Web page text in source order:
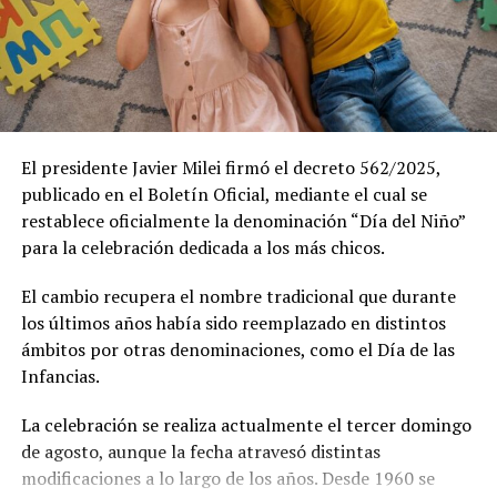
la que sus pilotos participaron en operaciones contra
las fuerzas británicas.
Durante la celebración se llevó a cabo el Pasaje aéreo de
los F-16 que hará el siguiente recorrido: Obelisco
estadio Monumental de River.
La Fuerza Aérea había señalado en un flyer que difundió
a través de su cuenta oficial de Instagram: “Si te gustan
del celular y todas las ganas de escuchar…Rugir los
motores”.
En tanto, varias aeronaves sobrevolaron cielos porteños
hubo un desfile terrestre que protagonizaron los
hombres y mujeres que integran la institución.
El presidente Javier Milei firmó el decreto 562/2025,
publicado en el Boletín Oficial, mediante el cual se
restablece oficialmente la denominación “Día del Niño”
para la celebración dedicada a los más chicos.
El cambio recupera el nombre tradicional que durante
los últimos años había sido reemplazado en distintos
ámbitos por otras denominaciones, como el Día de las
Infancias.
La celebración se realiza actualmente el tercer domingo
de agosto, aunque la fecha atravesó distintas
modificaciones a lo largo de los años. Desde 1960 se